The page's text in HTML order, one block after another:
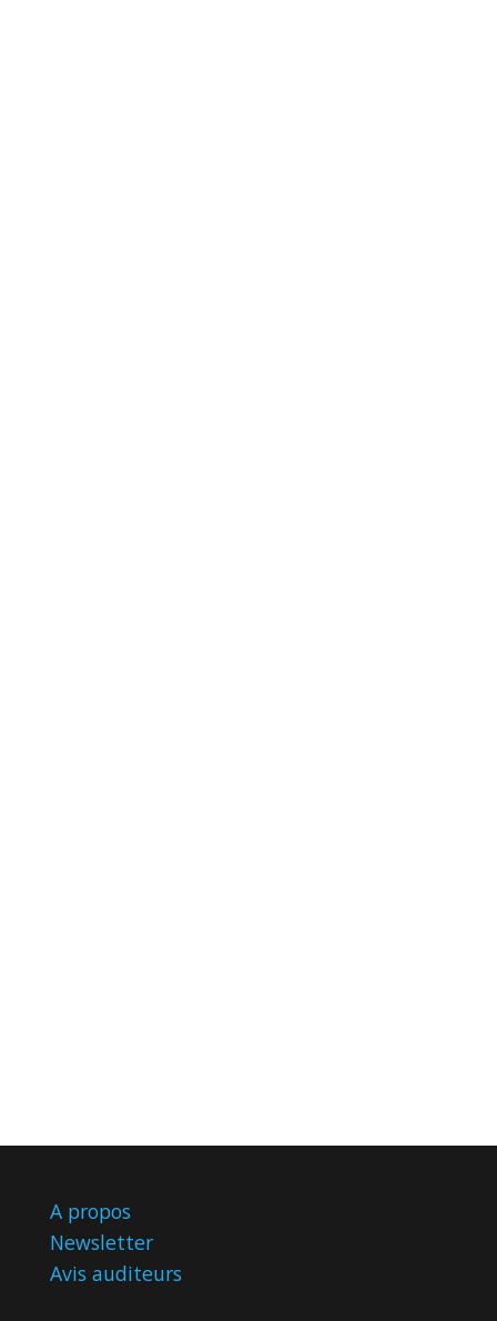
A propos
Newsletter
Avis auditeurs